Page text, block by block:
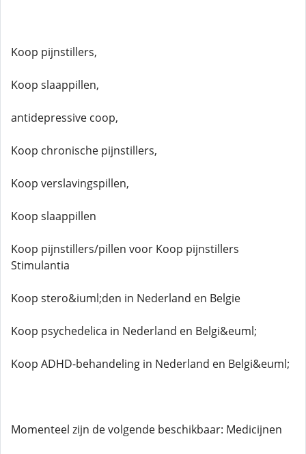
Koop pijnstillers,
Koop slaappillen,
antidepressive coop,
Koop chronische pijnstillers,
Koop verslavingspillen,
Koop slaappillen
Koop pijnstillers/pillen voor Koop pijnstillers
Stimulantia
Koop stero&iuml;den in Nederland en Belgie
Koop psychedelica in Nederland en Belgi&euml;
Koop ADHD-behandeling in Nederland en Belgi&euml;
Momenteel zijn de volgende beschikbaar: Medicijnen